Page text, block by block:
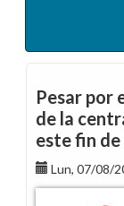
Pesar por
de la
este fin de
Lun, 07/08/